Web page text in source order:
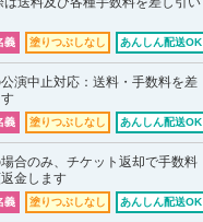
義 塗りつぶしなし あんしん配送OK
演中止対応：送料・手数料を差
義 塗りつぶしなし あんしん配送OK
合のみ、チケット返却で手数料
金します
義 塗りつぶしなし あんしん配送OK